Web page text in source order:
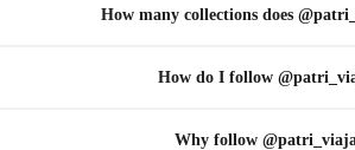
How many collections does
How do I follow
Why follow